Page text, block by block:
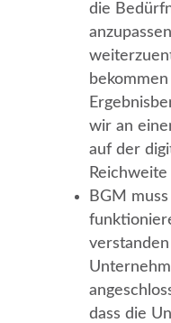
die
wir an
auf der
BGM
dass die